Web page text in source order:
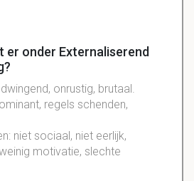
er onder Externaliserend
onrustig, brutaal.
regels schenden,
niet sociaal, niet eerlijk,
motivatie, slechte